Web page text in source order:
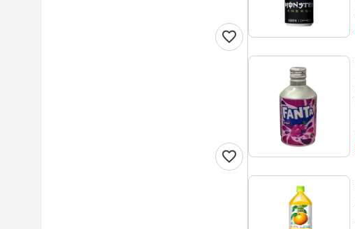
favorite
favorite